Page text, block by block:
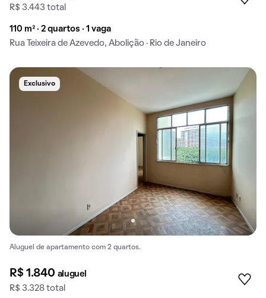
R$ 3.443 total
110 m² · 2 quartos · 1 vaga
Rua Teixeira de Azevedo, Abolição · Rio de Janeiro
Exclusivo
Aluguel de apartamento com 2 quartos.
R$ 1.840 aluguel
R$ 3.328 total